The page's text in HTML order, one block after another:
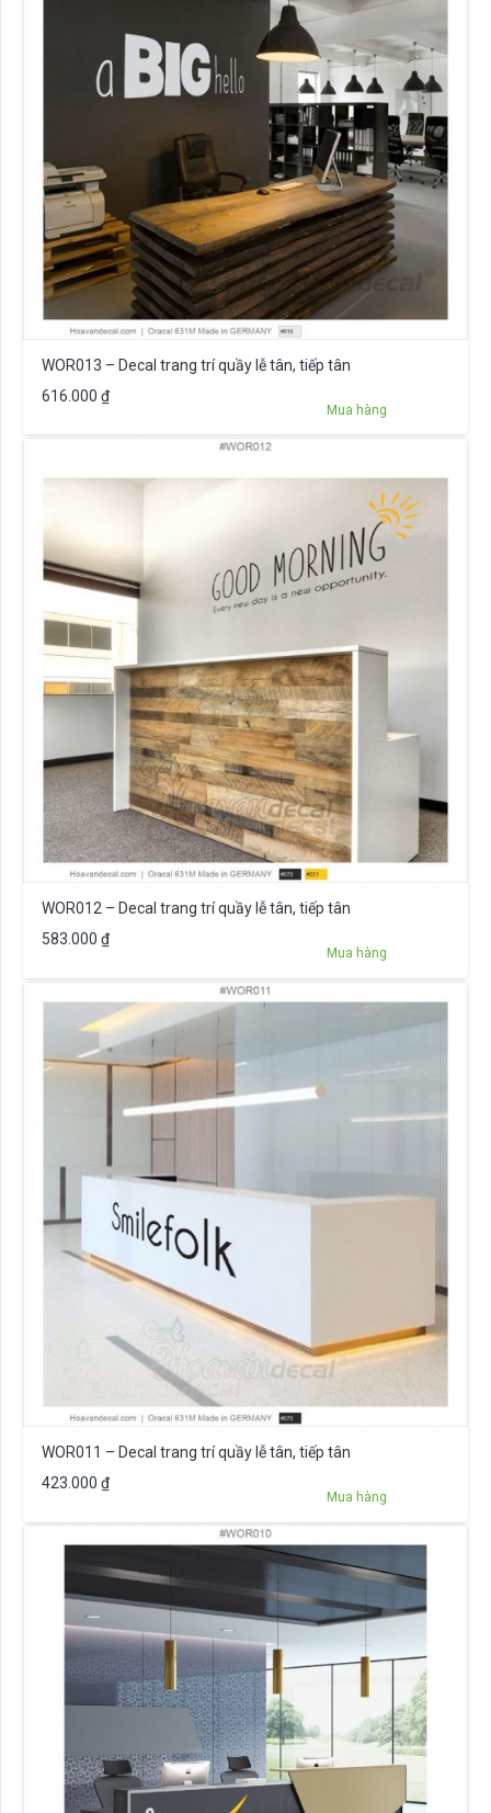
WOR013 – Decal trang trí quầy lễ tân, tiếp tân
616.000 ₫
Mua hàng
WOR012 – Decal trang trí quầy lễ tân, tiếp tân
583.000 ₫
Mua hàng
WOR011 – Decal trang trí quầy lễ tân, tiếp tân
423.000 ₫
Mua hàng